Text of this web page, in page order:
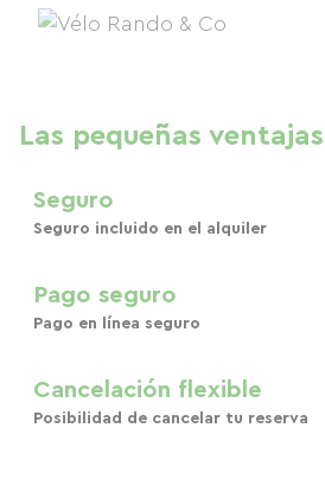
Las pequeñas ventajas
Seguro
Seguro incluido en el alquiler
Pago seguro
Pago en línea seguro
Cancelación flexible
Posibilidad de cancelar tu reserva